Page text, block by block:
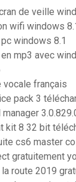
de veille
wifi windows
windows 8.1
mp3 avec
vocale français
pack 3
kit 8 32 bit
cs6 master
gratuitement
route 2019